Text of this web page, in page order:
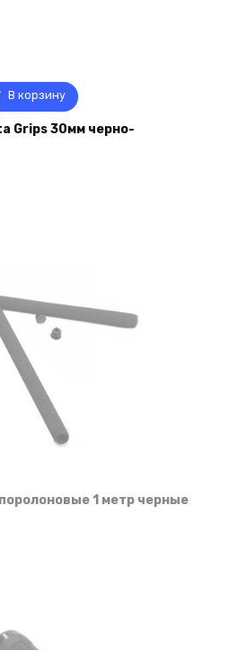
В корзину
Grips 30мм черно-
1 метр черные